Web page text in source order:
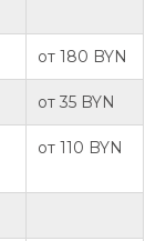
от 180 BYN
от 35 BYN
от 110 BYN